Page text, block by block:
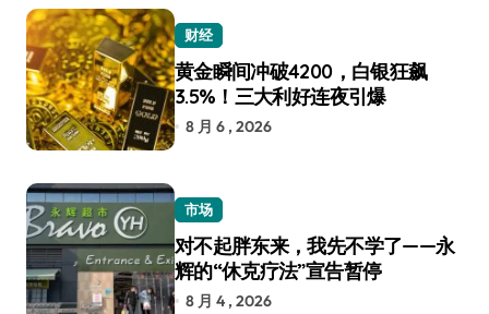
财经
黄金瞬间冲破4200，白银狂飙
3.5%！三大利好连夜引爆
8 月 6 , 2026
市场
对不起胖东来，我先不学了——永
辉的“休克疗法”宣告暂停
8 月 4 , 2026